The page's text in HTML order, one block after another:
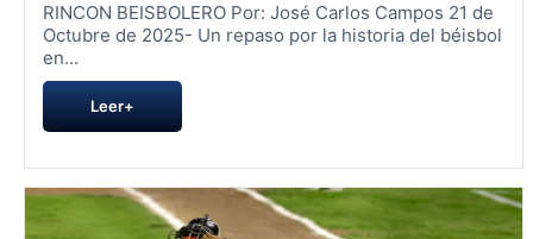
RINCON BEISBOLERO Por: José Carlos Campos 21 de
Octubre de 2025- Un repaso por la historia del béisbol
en...
Leer+